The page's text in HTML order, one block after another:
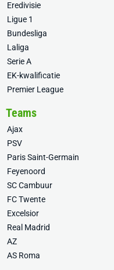
Eredivisie
Ligue 1
Bundesliga
Laliga
Serie A
EK-kwalificatie
Premier League
Teams
Ajax
PSV
Paris Saint-Germain
Feyenoord
SC Cambuur
FC Twente
Excelsior
Real Madrid
AZ
AS Roma